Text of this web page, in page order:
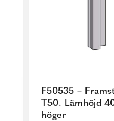
F50535 –
T50. Lämhöjd
höger